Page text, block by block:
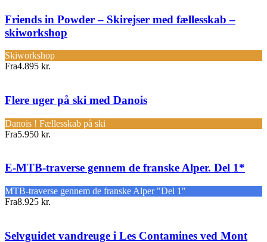
Friends in Powder – Skirejser med fællesskab –
skiworkshop
Skiworkshop
Fra4.895 kr.
Flere uger på ski med Danois
Danois ! Fællesskab på ski
Fra5.950 kr.
E-MTB-traverse gennem de franske Alper. Del 1*
MTB-traverse gennem de franske Alper "Del 1"
Fra8.925 kr.
Selvguidet vandreuge i Les Contamines ved Mont